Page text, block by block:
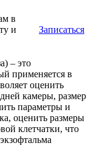
в
и
Записаться
– это
применяется в
оценить
камеры, размер
параметры и
оценить размеры
клетчатки, что